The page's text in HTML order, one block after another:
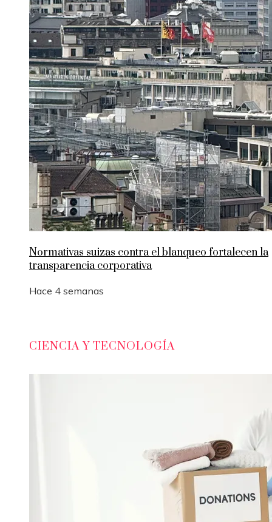
Normativas suizas contra el blanqueo fortalecen la
transparencia corporativa
Hace 4 semanas
CIENCIA Y TECNOLOGÍA